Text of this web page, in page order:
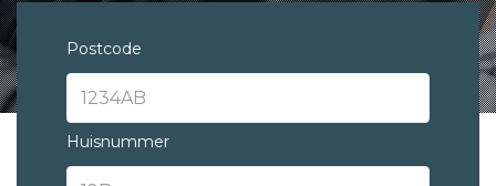
Postcode
Huisnummer